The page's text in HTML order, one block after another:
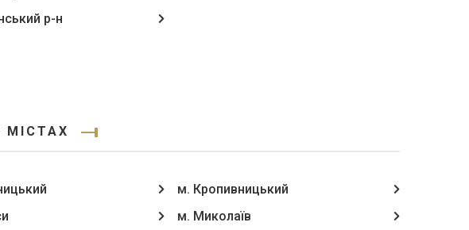
р-н
м. Кропивницький
м. Миколаїв